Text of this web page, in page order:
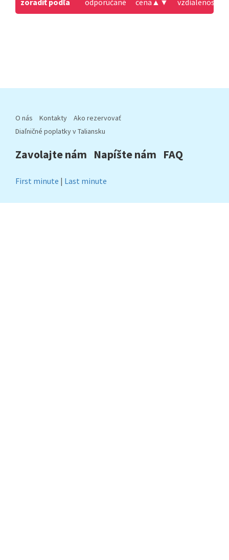
zoradiť podľa odporúčané cena ▲ ▼ vzdialenosť
O nás Kontakty
Ako rezervovať
Diaľničné poplatky v Taliansku
Zavolajte nám Napíšte nám FAQ
First minute | Last minute